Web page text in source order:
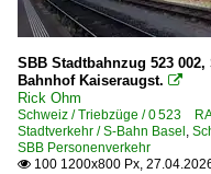
SBB Stadtbahnzug 523 002,
Bahnhof Kaiseraugst. 
Rick Ohm
Schweiz / Triebzüge / 0 523
Stadtverkehr / S-Bahn Basel ,
SBB Personenverkehr
 100 1200x800 Px,